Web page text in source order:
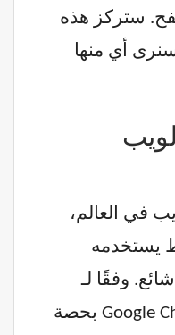
ستركز هذه
أي منها
ويب في العالم،
يستخدمه
وفقًا لـ
، يتصدر Google Chrome بحصة